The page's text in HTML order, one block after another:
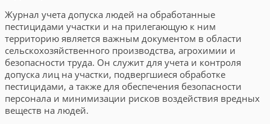
Журнал учета допуска людей на обработанные
пестицидами участки и на прилегающую к ним
территорию является важным документом в области
сельскохозяйственного производства, агрохимии и
безопасности труда. Он служит для учета и контроля
допуска лиц на участки, подвергшиеся обработке
пестицидами, а также для обеспечения безопасности
персонала и минимизации рисков воздействия вредных
веществ на людей.